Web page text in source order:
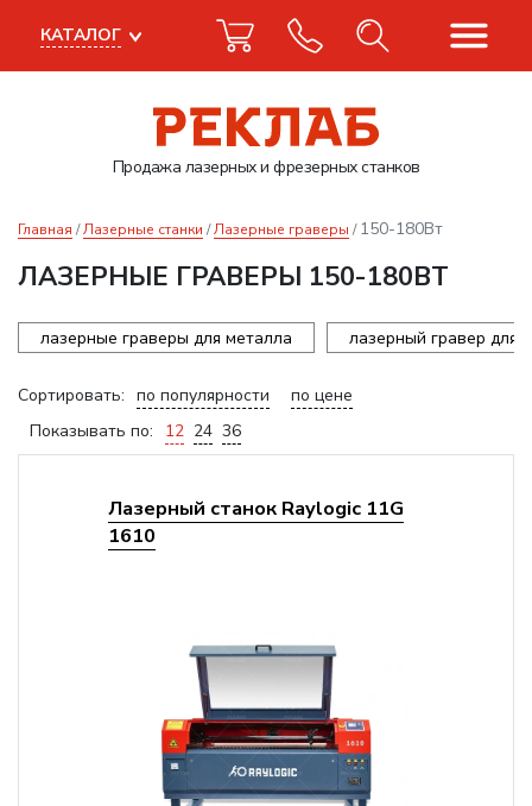
Продажа лазерныхи фрезерных станков
КАТАЛОГ
Главная Лазерные станки Лазерные граверы 150-180Вт
ЛАЗЕРНЫЕ ГРАВЕРЫ 150-180ВТ
лазерные граверы для металла лазерный гравер для
Сортировать: по популярности
по цене
Показывать по:
12 24 36
Лазерный станок Raylogic 11G
1610